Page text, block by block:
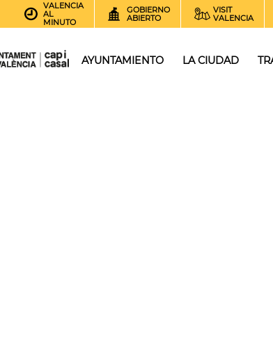
VALENCIA
AL
MINUTO
GOBIERNO
ABIERTO
VISIT
VALENCIA
AYUNTAMIENTO LA CIUDAD